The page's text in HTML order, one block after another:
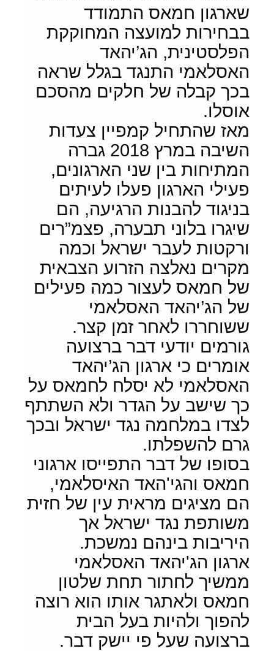
שארגון חמאס התמודד
בבחירות למועצה המחוקקת
הפלסטינית, הג’יהאד
האסלאמי התנגד בגלל שראה
בכך קבלה של חלקים מהסכם
אוסלו.
מאז שהתחיל קמפיין צעדות
השיבה במרץ 2018 גברה
המתיחות בין שני הארגונים,
פעילי הארגון פעלו לעיתים
בניגוד להבנות הרגיעה, הם
שיגרו בלוני תבערה, פצמ”רים
ורקטות לעבר ישראל וכמה
מקרים נאלצה הזרוע הצבאית
של חמאס לעצור כמה פעילים
של הג’יהאד האסלאמי
ששוחררו לאחר זמן קצר.
גורמים יודעי דבר ברצועה
אומרים כי ארגון הג’יהאד
האסלאמי לא יסלח לחמאס על
כך שישב על הגדר ולא השתתף
לצדו במלחמה נגד ישראל ובכך
גרם להשפלתו.
בסופו של דבר התפייסו ארגוני
חמאס והגי'האד האיסלאמי,
הם מציגים מראית עין של חזית
משותפת נגד ישראל אך
היריבות בינהם נמשכת.
ארגון הג'יהאד האסלאמי
ממשיך לחתור תחת שלטון
חמאס ולאתגר אותו הוא רוצה
להפוך ולהיות בעל הבית
ברצועה שעל פי יישק דבר.